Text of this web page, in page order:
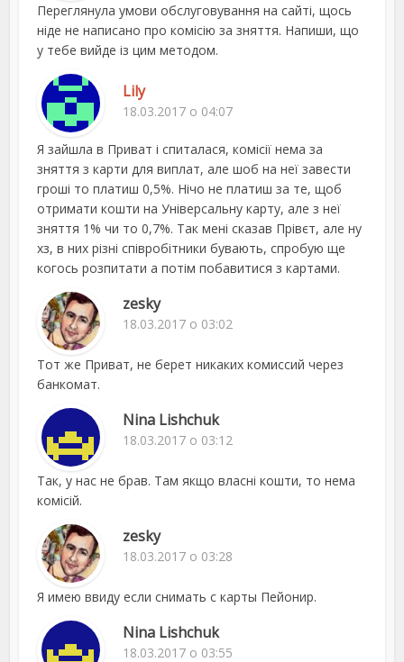
Переглянула умови обслуговування на сайті, щось
ніде не написано про комісію за зняття. Напиши, що
у тебе вийде із цим методом.
Lily
18.03.2017 о 04:07
Я зайшла в Приват і спиталася, комісії нема за
зняття з карти для виплат, але шоб на неї завести
гроші то платиш 0,5%. Нічо не платиш за те, щоб
отримати кошти на Універсальну карту, але з неї
зняття 1% чи то 0,7%. Так мені сказав Прівєт, але ну
хз, в них різні співробітники бувають, спробую ще
когось розпитати а потім побавитися з картами.
zesky
18.03.2017 о 03:02
Тот же Приват, не берет никаких комиссий через
банкомат.
Nina Lishchuk
18.03.2017 о 03:12
Так, у нас не брав. Там якщо власні кошти, то нема
комісій.
zesky
18.03.2017 о 03:28
Я имею ввиду если снимать с карты Пейонир.
Nina Lishchuk
18.03.2017 о 03:55